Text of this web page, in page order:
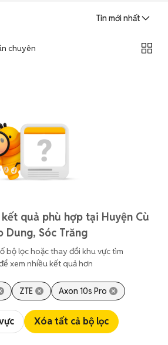
Tin mới nhất
chuyên
quả phù hợp tại Huyện Cù
Dung, Sóc Trăng
bộ lọc hoặc thay đổi khu vực tìm
xem nhiều kết quả hơn
ZTE Axon 10s Pro
Xóa tất cả bộ lọc